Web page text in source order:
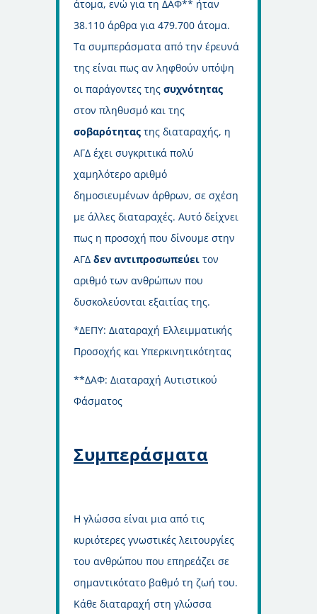
άτομα, ενώ για τη ΔΑΦ** ήταν
38.110 άρθρα για 479.700 άτομα.
Τα συμπεράσματα από την έρευνά
της είναι πως αν ληφθούν υπόψη
οι παράγοντες της συχνότητας
στον πληθυσμό και της
σοβαρότητας της διαταραχής, η
ΑΓΔ έχει συγκριτικά πολύ
χαμηλότερο αριθμό
δημοσιευμένων άρθρων, σε σχέση
με άλλες διαταραχές. Αυτό δείχνει
πως η προσοχή που δίνουμε στην
ΑΓΔ δεν αντιπροσωπεύει τον
αριθμό των ανθρώπων που
δυσκολεύονται εξαιτίας της.
*ΔΕΠΥ: Διαταραχή Ελλειμματικής
Προσοχής και Υπερκινητικότητας
**ΔΑΦ: Διαταραχή Αυτιστικού
Φάσματος
Συμπεράσματα
Η γλώσσα είναι μια από τις
κυριότερες γνωστικές λειτουργίες
του ανθρώπου που επηρεάζει σε
σημαντικότατο βαθμό τη ζωή του.
Κάθε διαταραχή στη γλώσσα